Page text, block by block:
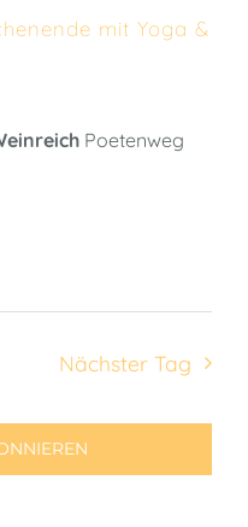
mit Yoga &
Poetenweg
Nächster Tag